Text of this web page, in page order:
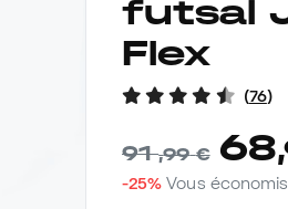
futsal
Flex
(76)
91,99 € 68,
-25% Vous